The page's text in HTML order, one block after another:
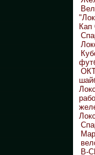
Кап
В-